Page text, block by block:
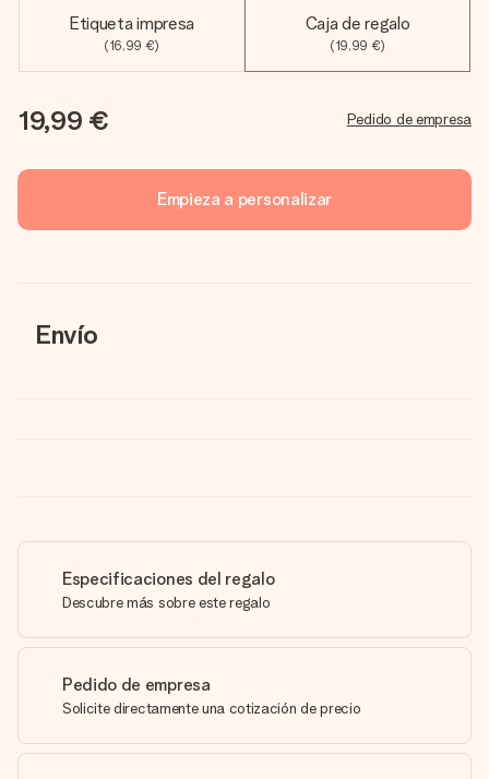
Etiqueta impresa
(16,99 €)
Caja de regalo
(19,99 €)
19,99 € Pedido de empresa
Empieza a personalizar
Envío
Especificaciones del regalo
Descubre más sobre este regalo
Pedido de empresa
Solicite directamente una cotización de precio